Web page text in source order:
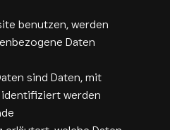
benutzen, werden
Daten
sind Daten, mit
werden